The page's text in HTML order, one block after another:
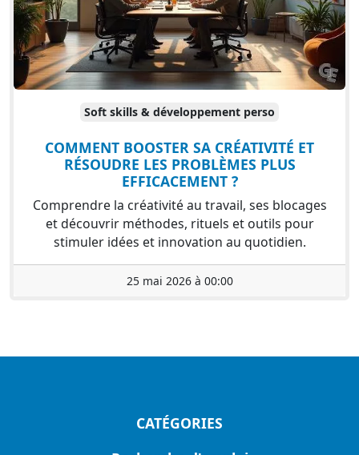
Soft skills & développement perso
COMMENT BOOSTER SA CRÉATIVITÉ ET
RÉSOUDRE LES PROBLÈMES PLUS
EFFICACEMENT ?
Comprendre la créativité au travail, ses blocages
et découvrir méthodes, rituels et outils pour
stimuler idées et innovation au quotidien.
25 mai 2026 à 00:00
CATÉGORIES